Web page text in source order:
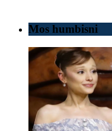
Mos humbisni